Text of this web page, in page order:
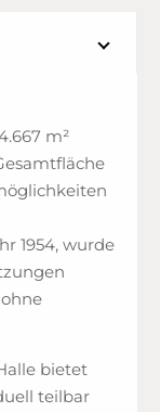
m²
1954, wurde
bietet
teilbar